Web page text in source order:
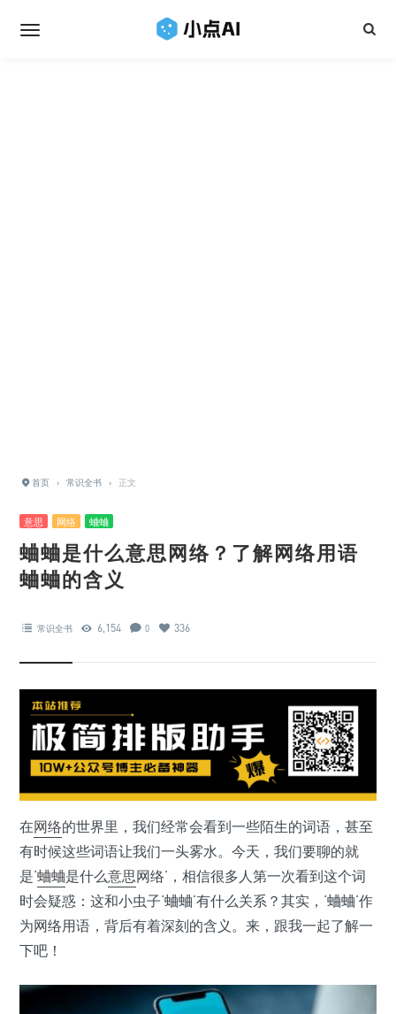
首页 › 常识全书 › 正文
意思 网络 蛐蛐
蛐蛐是什么意思网络？了解网络用语
蛐蛐的含义
常识全书 6,154 0 336
在网络的世界里，我们经常会看到一些陌生的词语，甚至
有时候这些词语让我们一头雾水。今天，我们要聊的就
是‘蛐蛐是什么意思网络’，相信很多人第一次看到这个词
时会疑惑：这和小虫子‘蛐蛐’有什么关系？其实，‘蛐蛐’作
为网络用语，背后有着深刻的含义。来，跟我一起了解一
下吧！